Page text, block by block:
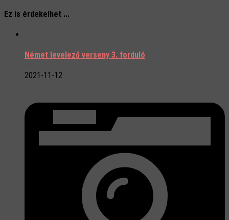
Ez is érdekelhet ...
Német levelező verseny 3. forduló
2021-11-12